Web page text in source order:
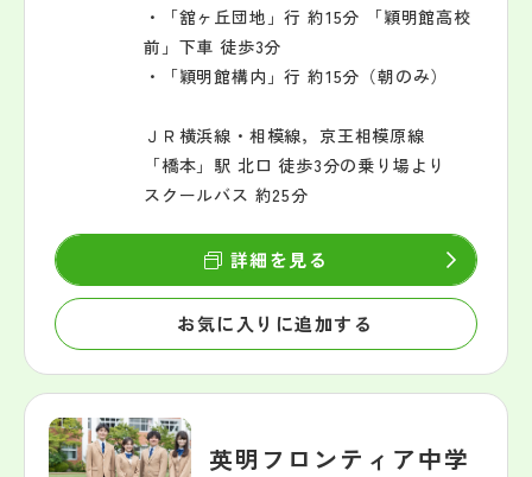
・「舘ヶ丘団地」行 約15分 「穎明館高校
前」下車 徒歩3分
・「穎明館構内」行 約15分（朝のみ）
ＪＲ横浜線・相模線，京王相模原線
「橋本」駅 北口 徒歩3分の乗り場より
スクールバス 約25分
お気に入りに追加する
詳細を見る
英明フロンティア中学